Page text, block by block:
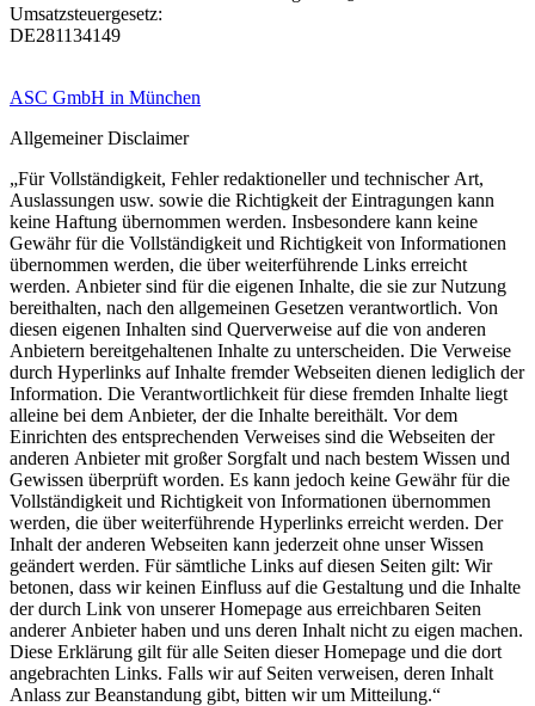
Umsatzsteuergesetz:
DE281134149
ASC GmbH in München
Allgemeiner Disclaimer
„Für Vollständigkeit, Fehler redaktioneller und technischer Art,
Auslassungen usw. sowie die Richtigkeit der Eintragungen kann
keine Haftung übernommen werden. Insbesondere kann keine
Gewähr für die Vollständigkeit und Richtigkeit von Informationen
übernommen werden, die über weiterführende Links erreicht
werden. Anbieter sind für die eigenen Inhalte, die sie zur Nutzung
bereithalten, nach den allgemeinen Gesetzen verantwortlich. Von
diesen eigenen Inhalten sind Querverweise auf die von anderen
Anbietern bereitgehaltenen Inhalte zu unterscheiden. Die Verweise
durch Hyperlinks auf Inhalte fremder Webseiten dienen lediglich der
Information. Die Verantwortlichkeit für diese fremden Inhalte liegt
alleine bei dem Anbieter, der die Inhalte bereithält. Vor dem
Einrichten des entsprechenden Verweises sind die Webseiten der
anderen Anbieter mit großer Sorgfalt und nach bestem Wissen und
Gewissen überprüft worden. Es kann jedoch keine Gewähr für die
Vollständigkeit und Richtigkeit von Informationen übernommen
werden, die über weiterführende Hyperlinks erreicht werden. Der
Inhalt der anderen Webseiten kann jederzeit ohne unser Wissen
geändert werden. Für sämtliche Links auf diesen Seiten gilt: Wir
betonen, dass wir keinen Einfluss auf die Gestaltung und die Inhalte
der durch Link von unserer Homepage aus erreichbaren Seiten
anderer Anbieter haben und uns deren Inhalt nicht zu eigen machen.
Diese Erklärung gilt für alle Seiten dieser Homepage und die dort
angebrachten Links. Falls wir auf Seiten verweisen, deren Inhalt
Anlass zur Beanstandung gibt, bitten wir um Mitteilung.“